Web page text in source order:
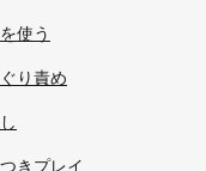
使う
り責め
きプレイ